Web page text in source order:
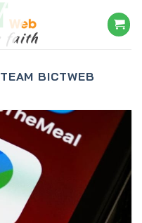
TEAM BICTWEB